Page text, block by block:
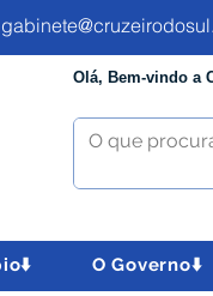
Olá, Bem-vindo a
O Governo⬇️